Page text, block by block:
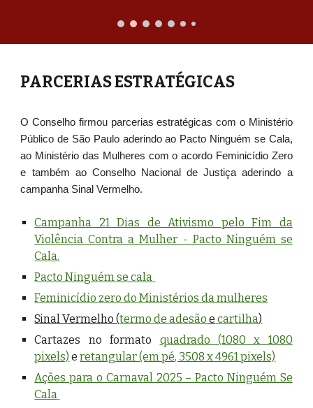
PARCERIAS ESTRATÉGICAS
O Conselho firmou parcerias estratégicas com o Ministério
Público de São Paulo aderindo ao Pacto Ninguém se Cala,
ao Ministério das Mulheres com o acordo Feminicídio Zero
e também ao Conselho Nacional de Justiça aderindo a
campanha Sinal Vermelho.
Campanha 21 Dias de Ativismo pelo Fim da
Violência Contra a Mulher - Pacto Ninguém se
Cala.
Pacto Ninguém se cala
Feminicídio zero do Ministérios da mulheres
Sinal Vermelho (termo de adesão e cartilha)
Cartazes no formato quadrado (1080 x 1080
pixels) eretangular (em pé, 3508 x 4961 pixels)
Ações para o Carnaval 2025 – Pacto Ninguém Se
Cala